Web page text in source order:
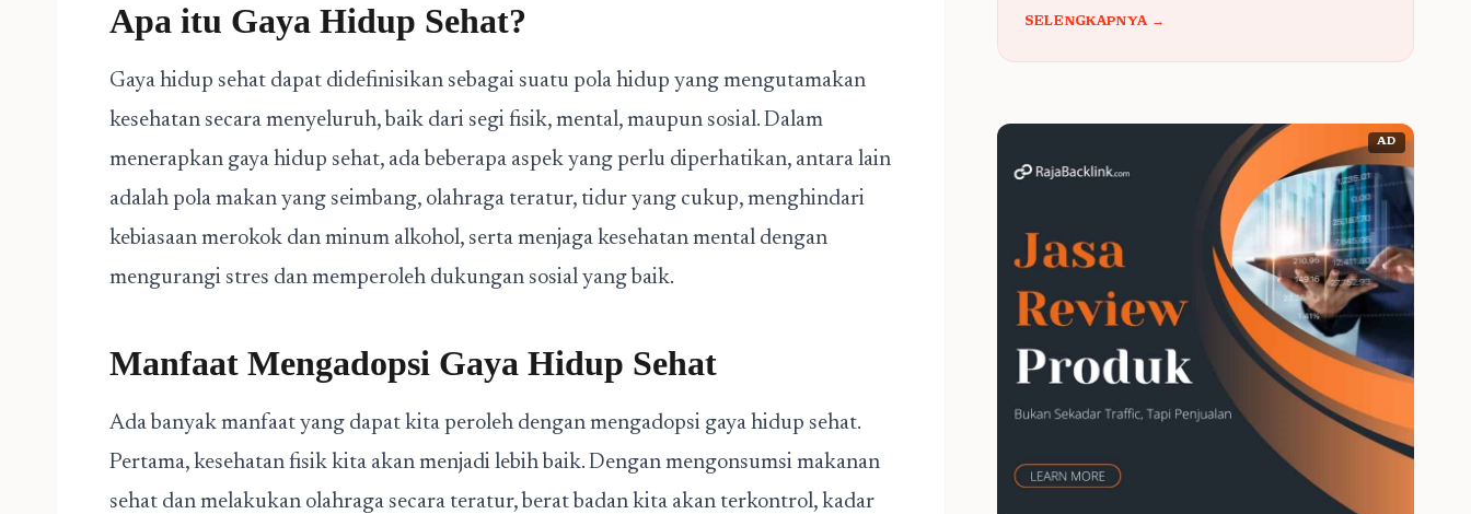
Apa itu Gaya Hidup Sehat?
Gaya hidup sehat dapat didefinisikan sebagai suatu pola hidup yang mengutamakan
kesehatan secara menyeluruh, baik dari segi fisik, mental, maupun sosial. Dalam
menerapkan gaya hidup sehat, ada beberapa aspek yang perlu diperhatikan, antara lain
adalah pola makan yang seimbang, olahraga teratur, tidur yang cukup, menghindari
kebiasaan merokok dan minum alkohol, serta menjaga kesehatan mental dengan
mengurangi stres dan memperoleh dukungan sosial yang baik.
Manfaat Mengadopsi Gaya Hidup Sehat
Ada banyak manfaat yang dapat kita peroleh dengan mengadopsi gaya hidup sehat.
Pertama, kesehatan fisik kita akan menjadi lebih baik. Dengan mengonsumsi makanan
sehat dan melakukan olahraga secara teratur, berat badan kita akan terkontrol, kadar
SELENGKAPNYA →
AD